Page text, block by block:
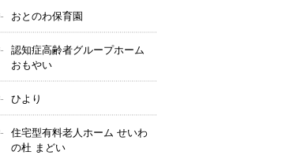
おとのわ保育園
認知症高齢者グループホーム
おもやい
ひより
住宅型有料老人ホーム せいわ
の杜 まどい